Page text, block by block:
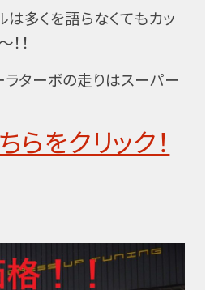
は多くを語らなくてもカッ
！
ラターボの走りはスーパー
らをクリック！